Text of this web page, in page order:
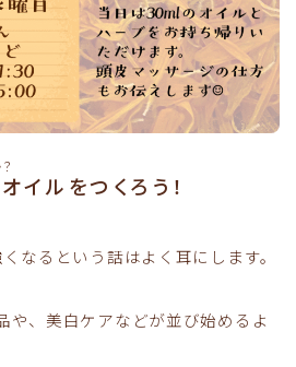
イルをつくろう！
なるという話はよく耳にします。
や、美白ケアなどが並び始めるよ